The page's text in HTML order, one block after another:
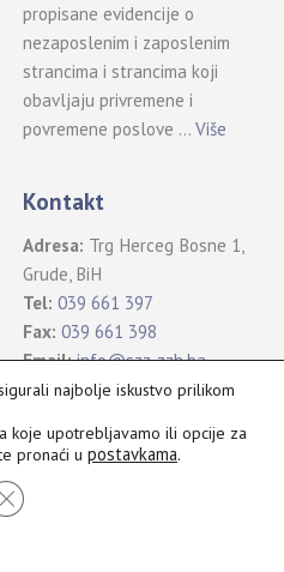
propisane evidencije o
nezaposlenim i zaposlenim
strancima i strancima koji
obavljaju privremene i
povremene poslove …Više
Kontakt
Adresa: Trg Herceg Bosne 1,
Grude, BiH
Tel: 039 661 397
Fax: 039 661 398
Email: info@szz-zzh.ba
ŽZH ©2021
najbolje iskustvo prilikom
koje upotrebljavamo ili opcije za
pronaći u postavkama.
CLOSE GDPR COOKIE BANNER